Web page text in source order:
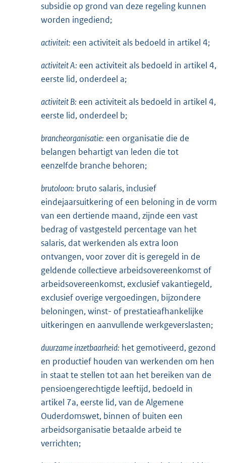
subsidie op grond van deze regeling kunnen
worden ingediend;
activiteit: een activiteit als bedoeld in artikel 4;
activiteit A: een activiteit als bedoeld in artikel 4,
eerste lid, onderdeel a;
activiteit B: een activiteit als bedoeld in artikel 4,
eerste lid, onderdeel b;
brancheorganisatie: een organisatie die de
belangen behartigt van leden die tot
eenzelfde branche behoren;
brutoloon: bruto salaris, inclusief
eindejaarsuitkering of een beloning in de vorm
van een dertiende maand, zijnde een vast
bedrag of vastgesteld percentage van het
salaris, dat werkenden als extra loon
ontvangen, voor zover dit is geregeld in de
geldende collectieve arbeidsovereenkomst of
arbeidsovereenkomst, exclusief vakantiegeld,
exclusief overige vergoedingen, bijzondere
beloningen, winst- of prestatieafhankelijke
uitkeringen en aanvullende werkgeverslasten;
duurzame inzetbaarheid: het gemotiveerd, gezond
en productief houden van werkenden om hen
in staat te stellen tot aan het bereiken van de
pensioengerechtigde leeftijd, bedoeld in
artikel 7a, eerste lid, van de Algemene
Ouderdomswet, binnen of buiten een
arbeidsorganisatie betaalde arbeid te
verrichten;